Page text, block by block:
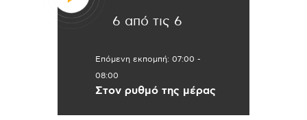
6 από τις 6
Επόμενη εκπομπή: 07:00 -
08:00
Στον ρυθμό της μέρας